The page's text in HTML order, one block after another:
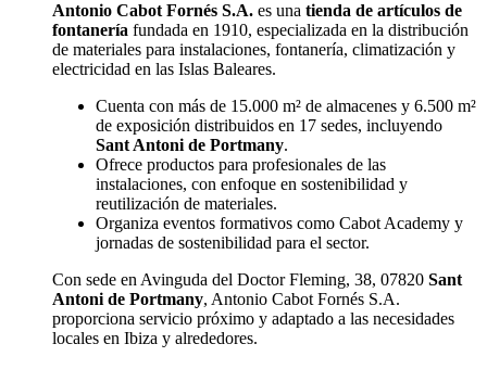
Antonio Cabot Fornés S.A. es una tienda de artículos de
fontanería fundada en 1910, especializada en la distribución
de materiales para instalaciones, fontanería, climatización y
electricidad en las Islas Baleares.
Cuenta con más de 15.000 m² de almacenes y 6.500 m²
de exposición distribuidos en 17 sedes, incluyendo
Sant Antoni de Portmany.
Ofrece productos para profesionales de las
instalaciones, con enfoque en sostenibilidad y
reutilización de materiales.
Organiza eventos formativos como Cabot Academy y
jornadas de sostenibilidad para el sector.
Con sede en Avinguda del Doctor Fleming, 38, 07820 Sant
Antoni de Portmany, Antonio Cabot Fornés S.A.
proporciona servicio próximo y adaptado a las necesidades
locales en Ibiza y alrededores.